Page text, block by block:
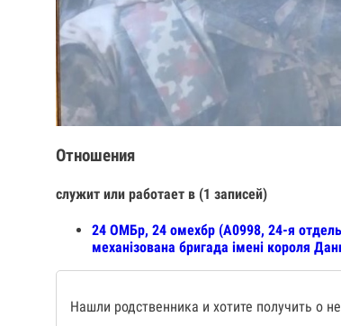
Отношения
служит или работает в (1 записей)
24 ОМБр, 24 омехбр (А0998, 24-я
механізована бригада імені короля
Нашли родственника и хотите получить о